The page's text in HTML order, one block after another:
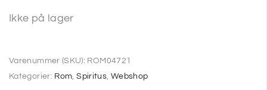
Ikke på lager
Varenummer (SKU): ROM04721
Kategorier: Rom,Spiritus, Webshop